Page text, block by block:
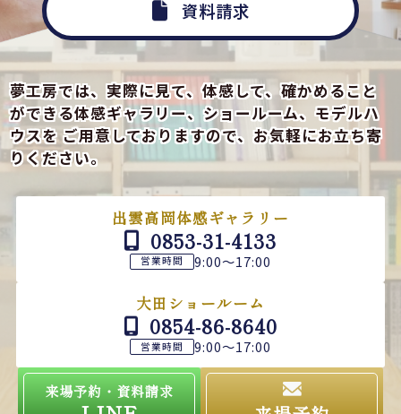
資料請求
夢工房では、実際に見て、体感して、確かめること
ができる体感ギャラリー、ショールーム、モデルハ
ウスをご用意しておりますので、お気軽にお立ち寄
りください。
出雲高岡体感ギャラリー
0853-31-4133
営業時間 9:00～17:00
大田ショールーム
0854-86-8640
営業時間 9:00～17:00
来場予約・資料請求